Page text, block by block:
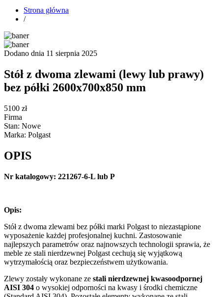
Strona główna
/
Dodano dnia 11 sierpnia 2025
Stół z dwoma zlewami (lewy lub prawy)
bez półki 2600x700x850 mm
5100 zł
Firma
Stan: Nowe
Marka: Polgast
OPIS
Nr katalogowy: 221267-6-L lub P
Opis:
Stół z dwoma zlewami bez półki marki Polgast to niezastąpione
wyposażenie każdej profesjonalnej kuchni. Zastosowanie
najlepszych parametrów oraz najnowszych technologii sprawia, że
meble ze stali nierdzewnej Polgast cechują się wyjątkową
wytrzymałością oraz bezpieczeństwem użytkowania.
Zlewy zostały wykonane ze stali nierdzewnej kwasoodpornej
AISI 304 o wysokiej odporności na kwasy i środki chemiczne